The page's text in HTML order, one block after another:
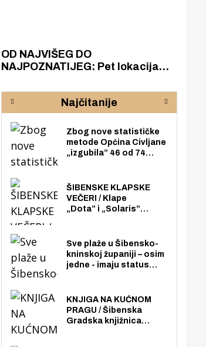
OD NAJVIŠEG DO
NAJPOZNATIJEG: Pet lokacija
rijeke Krke
Najčitanije
Zbog nove statističke
metode Općina Civljane
„izgubila” 46 od 74
nego radno sposobnih
osoba među svojih 170
stanovnika.
ŠIBENSKE KLAPSKE
VEČERI / Klape
„Dota” i „Solaris”
loži
Sve plaže u Šibensko-
kninskoj županiji – osim
jedne - imaju status
općoj upotrebi. Pristup
je slobodan i besplatan
za sve građane i
KNJIGA NA KUĆNOM
PRAGU / Šibenska
Gradska knjižnica